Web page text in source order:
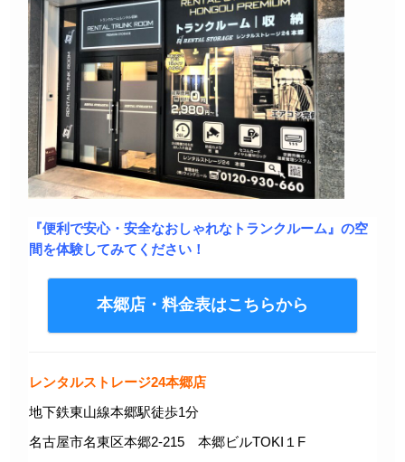
『便利で安心・安全なおしゃれなトランクルーム』の空
間を体験してみてください！
本郷店・料金表はこちらから
レンタルストレージ24本郷店
地下鉄東山線本郷駅徒歩1分
名古屋市名東区本郷2-215 本郷ビルTOKI１F